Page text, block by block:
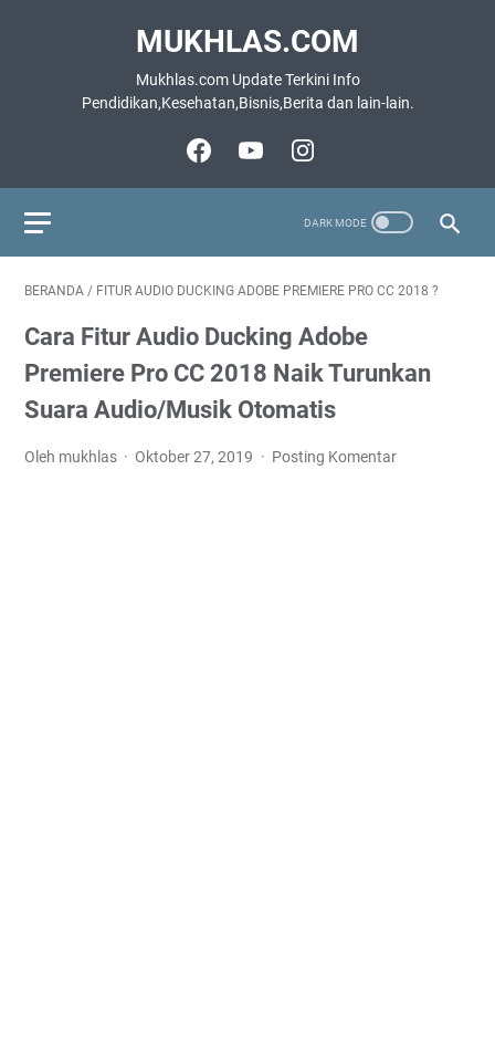
MUKHLAS.COM
Mukhlas.com Update Terkini Info
Pendidikan,Kesehatan,Bisnis,Berita dan lain-lain.
BERANDA / FITUR AUDIO DUCKING ADOBE PREMIERE PRO CC 2018 ?
Cara Fitur Audio Ducking Adobe
Premiere Pro CC 2018 Naik Turunkan
Suara Audio/Musik Otomatis
Oleh mukhlas Oktober 27, 2019 Posting Komentar